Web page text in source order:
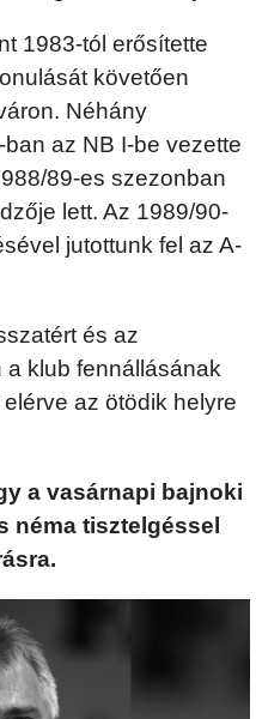
1983-tól erősítette
követően
Néhány
az NB I-be vezette
89-es szezonban
lett. Az 1989/90-
jutottunk fel az A-
és az
klub fennállásának
az ötödik helyre
a vasárnapi bajnoki
néma tisztelgéssel